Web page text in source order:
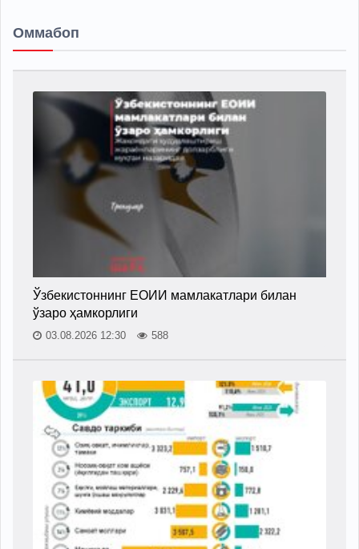
Оммабоп
Ўзбекистоннинг ЕОИИ мамлакатлари билан
ўзаро ҳамкорлиги
03.08.2026 12:30 588